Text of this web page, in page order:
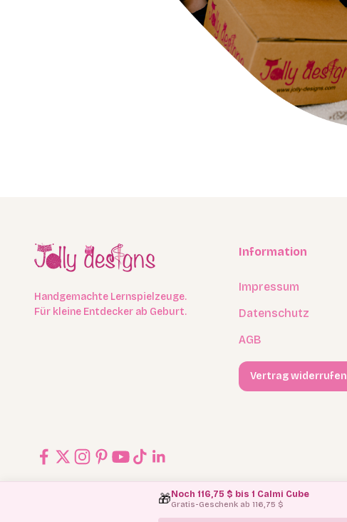
🎁Noch 116,75 $ bis 1 Calmi Cube
Gratis-Geschenk ab 116,75 $
Handgemachte Lernspielzeuge.
Für kleine Entdecker ab Geburt.
Information
Impressum
Datenschutz
AGB
Vertrag widerrufen